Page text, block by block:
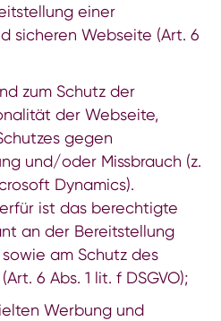
einer
sicheren Webseite (Art. 6
zum Schutz der
der Webseite,
gegen
und/oder Missbrauch (z.
Dynamics).
ist das berechtigte
an der Bereitstellung
am Schutz des
6 Abs. 1 lit. f DSGVO);
Werbung und